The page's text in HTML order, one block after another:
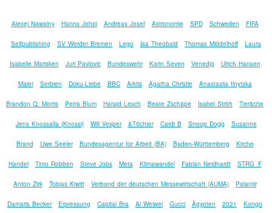
Alexej Nawalny Hanns Johst Andreas Josef Astronomie SPD Schweden FIFA
Selfpublishing SV Werder Bremen Lego Isa Theobald Thomas Middelhoff Laura
Isabelle Marisken Juri Pavlovic Bundeswehr Karin Seven Venedig Ulrich Hansen
Maler Serbien Doku-Liebe BBC Arktis Agatha Christie Anastasiia Ilnytska
Brandon Q. Morris Petra Blum Harald Lesch Beate Zschäpe Isabel Ströh Tierärzte
Jens Knossalla (Knossi) Will Vesper &Töchter Cardi B Snoop Dogg Susanne
Brand Uwe Seeler Bundesagentur für Arbeit (BA) Baden-Württemberg Kirche
Handel Timo Robben Steve Jobs Meta Klimawandel Fabian Neidhardt STRG_F
Anton Zirk Tobias Kiwitt Verband der deutschen Messewirtschaft (AUMA) Palantir
Damaris Becker Erpressung Capital Bra Ai Weiwei Gucci Ägypten 2021 Kongo